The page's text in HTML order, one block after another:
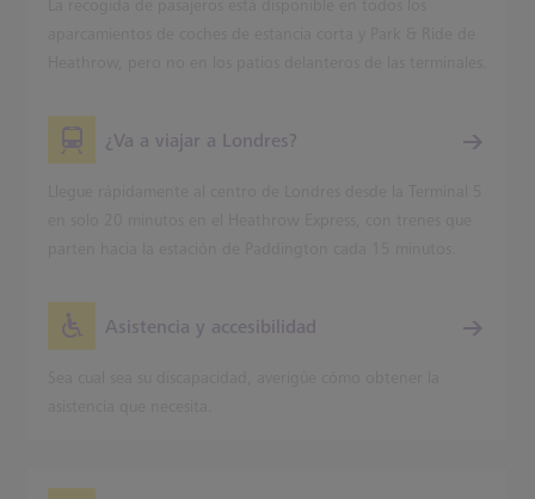
¿Va a viajar a Londres?
Asistencia y accesibilidad